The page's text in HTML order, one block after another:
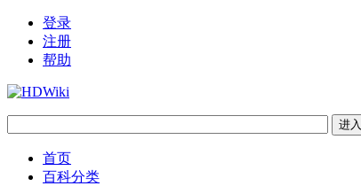
登录
注册
帮助
首页
百科分类